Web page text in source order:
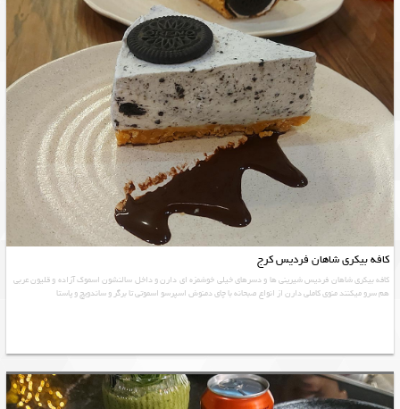
کافه بیکری شاهان فردیس کرج
کافه بیکری شاهان فردیس شیرینی ها و دسرهای خیلی خوشمزه ای دارن و داخل سالنشون اسموک آزاده و قلیون عربی
هم سرو میکنند منوی کاملی دارن از انواع صبحانه با چای دمنوش اسپرسو اسموتی تا برگر و ساندویچ و پاستا